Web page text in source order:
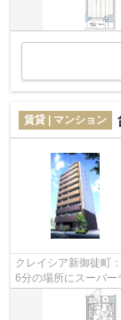
賃貸 | マンション
クレイシア新御徒町
6分の場所にスーパ
内ごみ置き場・エレ